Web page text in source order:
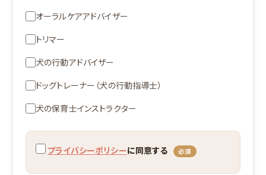
オーラルケアアドバイザー
トリマー
犬の行動アドバイザー
ドッグトレーナー（犬の行動指導士）
犬の保育士インストラクター
プライバシーポリシーに同意する 必須